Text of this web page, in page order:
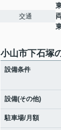
交通
小山市下石塚
設備条件
設備(その他)
駐車場/月額